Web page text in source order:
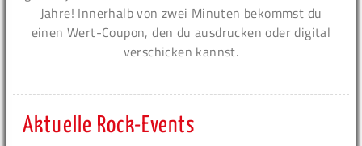
Jahre! Innerhalb von zwei Minuten bekommst du
einen Wert-Coupon, den du ausdrucken oder digital
verschicken kannst.
Aktuelle Rock-Events